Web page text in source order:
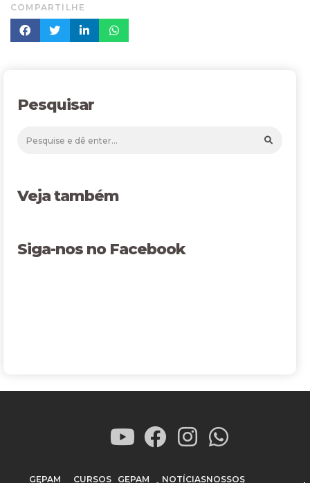
COMPARTILHE
Pesquisar
Veja também
Siga-nos no Facebook
GEPAM CURSOS GEPAM
NOTÍCIASNOSSOS